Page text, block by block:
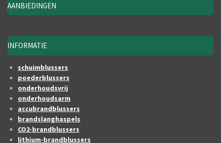
AANBIEDINGEN
INFORMATIE
schuimblussers
poederblussers
onderhoudsvrij
onderhoudsarm
accubrandblussers
brandslanghaspels
CO2-brandblussers
lithium-brandblussers